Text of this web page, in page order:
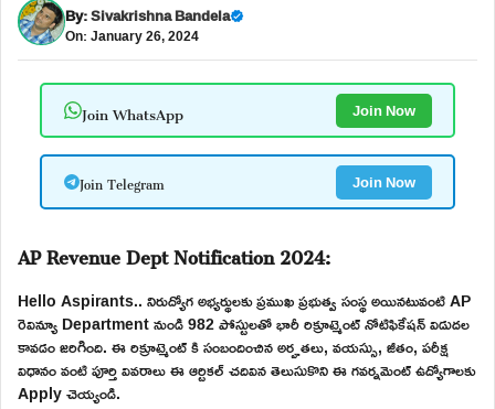
By:Sivakrishna Bandela
On: January 26, 2024
Join WhatsApp Join Now
Join Telegram Join Now
AP Revenue Dept Notification 2024:
Hello Aspirants.. నిరుద్యోగ అభ్యర్థులకు ప్రముఖ ప్రభుత్వ సంస్థ అయినటువంటి AP
రెవిన్యూ Department నుండి 982 పోస్టులతో భారీ రిక్రూట్మెంట్ నోటిఫికేషన్ విడుదల
కావడం జరిగింది. ఈ రిక్రూట్మెంట్ కి సంబందించిన అర్హతలు, వయస్సు, జీతం, పరీక్ష
విధానం వంటి పూర్తి వివరాలు ఈ ఆర్టికల్ చదివిన తెలుసుకొని ఈ గవర్నమెంట్ ఉద్యోగాలకు
Apply చెయ్యండి.